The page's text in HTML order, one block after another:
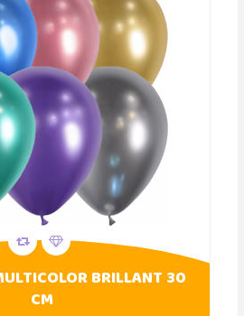
BRILLANT 30
CM